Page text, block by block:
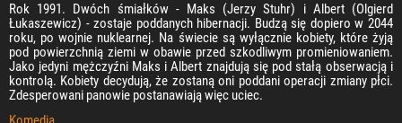
Rok 1991. Dwóch śmiałków - Maks (Jerzy Stuhr) i Albert (Olgierd
Łukaszewicz) - zostaje poddanych hibernacji. Budzą się dopiero w 2044
roku, po wojnie nuklearnej. Na świecie są wyłącznie kobiety, które żyją
pod powierzchnią ziemi w obawie przed szkodliwym promieniowaniem.
Jako jedyni mężczyźni Maks i Albert znajdują się pod stałą obserwacją i
kontrolą. Kobiety decydują, że zostaną oni poddani operacji zmiany płci.
Zdesperowani panowie postanawiają więc uciec.